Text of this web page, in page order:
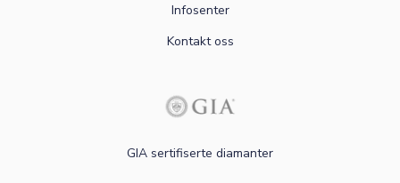
Infosenter
Kontakt oss
GIA sertifiserte diamanter